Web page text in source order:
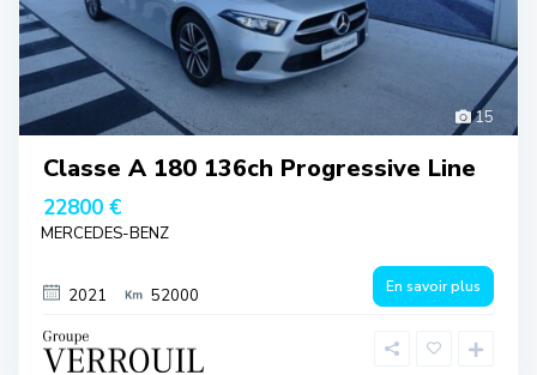
15
Classe A 180 136ch Progressive Line
22800 €
MERCEDES-BENZ
2021 52000 En savoir plus